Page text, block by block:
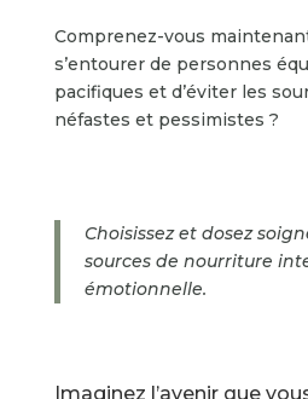
Comprenez-vous
s’entourer de personnes
pacifiques et d’éviter les
néfastes et pessimistes ?
Choisissez et dosez
sources de nourriture
émotionnelle.
Imaginez l’avenir que